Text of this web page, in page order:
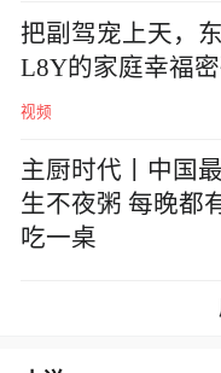
把副驾宠上天，
L8Y的家庭幸福
视频
主厨时代丨中国
生不夜粥 每晚都
吃一桌